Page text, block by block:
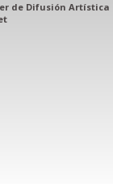
de Difusión Artística